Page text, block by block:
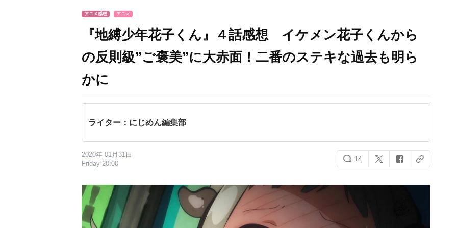
アニメ感想 アニメ
『地縛少年花子くん』４話感想 イケメン花子くんから
の反則級”ご褒美”に大赤面！二番のステキな過去も明ら
かに
ライター：にじめん編集部
2020年 01月31日
Friday 20:00
14